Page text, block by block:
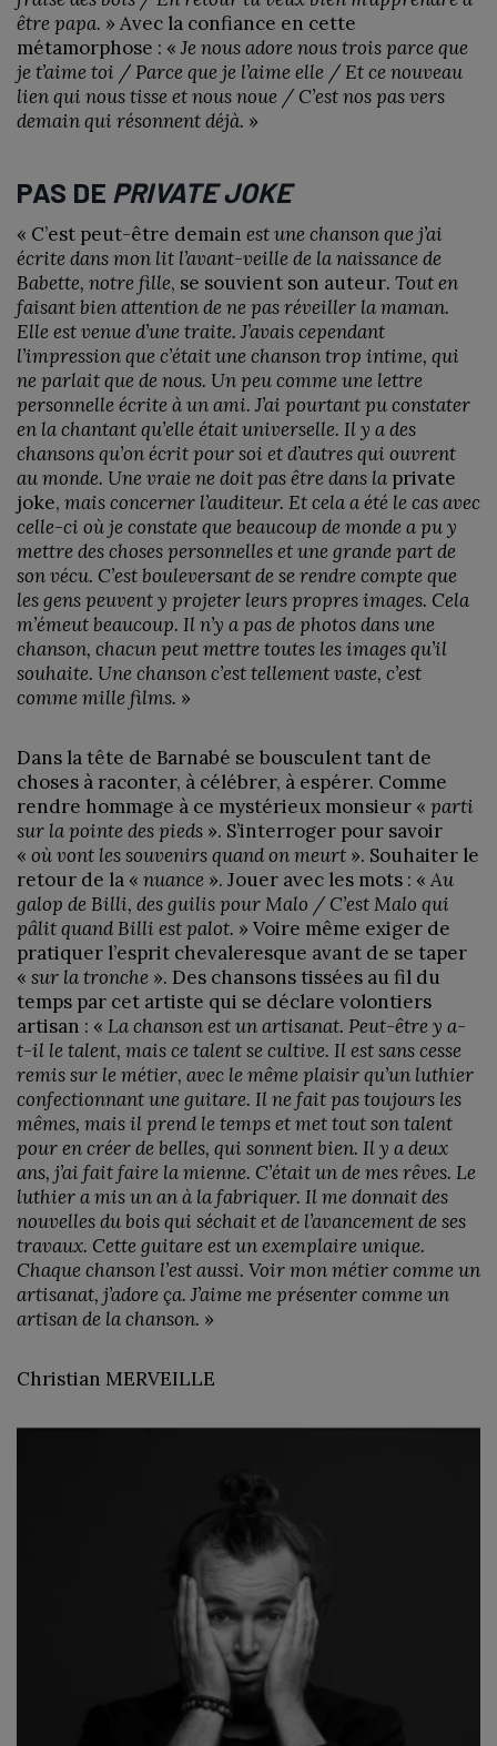
être papa. » Avec la confiance en cette
métamorphose : « Je nous adore nous trois parce que
je t’aime toi / Parce que je l’aime elle / Et ce nouveau
lien qui nous tisse et nous noue / C’est nos pas vers
demain qui résonnent déjà. »
PAS DE PRIVATE JOKE
« C’est peut-être demain est une chanson que j’ai
écrite dans mon lit l’avant-veille de la naissance de
Babette, notre fille, se souvient son auteur. Tout en
faisant bien attention de ne pas réveiller la maman.
Elle est venue d’une traite. J’avais cependant
l’impression que c’était une chanson trop intime, qui
ne parlait que de nous. Un peu comme une lettre
personnelle écrite à un ami. J’ai pourtant pu constater
en la chantant qu’elle était universelle. Il y a des
chansons qu’on écrit pour soi et d’autres qui ouvrent
au monde. Une vraie ne doit pas être dans la private
joke, mais concerner l’auditeur. Et cela a été le cas avec
celle-ci où je constate que beaucoup de monde a pu y
mettre des choses personnelles et une grande part de
son vécu. C’est bouleversant de se rendre compte que
les gens peuvent y projeter leurs propres images. Cela
m’émeut beaucoup. Il n’y a pas de photos dans une
chanson, chacun peut mettre toutes les images qu’il
souhaite. Une chanson c’est tellement vaste, c’est
comme mille films. »
Dans la tête de Barnabé se bousculent tant de
choses à raconter, à célébrer, à espérer. Comme
rendre hommage à ce mystérieux monsieur « parti
sur la pointe des pieds ». S’interroger pour savoir
« où vont les souvenirs quand on meurt ». Souhaiter le
retour de la « nuance ». Jouer avec les mots : « Au
galop de Billi, des guilis pour Malo / C’est Malo qui
pâlit quand Billi est palot. » Voire même exiger de
pratiquer l’esprit chevaleresque avant de se taper
« sur la tronche ». Des chansons tissées au fil du
temps par cet artiste qui se déclare volontiers
artisan : « La chanson est un artisanat. Peut-être y a-
t-il le talent, mais ce talent se cultive. Il est sans cesse
remis sur le métier, avec le même plaisir qu’un luthier
confectionnant une guitare. Il ne fait pas toujours les
mêmes, mais il prend le temps et met tout son talent
pour en créer de belles, qui sonnent bien. Il y a deux
ans, j’ai fait faire la mienne. C’était un de mes rêves. Le
luthier a mis un an à la fabriquer. Il me donnait des
nouvelles du bois qui séchait et de l’avancement de ses
travaux. Cette guitare est un exemplaire unique.
Chaque chanson l’est aussi. Voir mon métier comme un
artisanat, j’adore ça. J’aime me présenter comme un
artisan de la chanson. »
Christian MERVEILLE